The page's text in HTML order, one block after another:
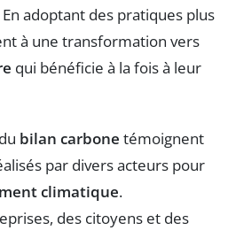
adoptant des pratiques plus
à une transformation vers
qui bénéficie à la fois à leur
bilan carbone témoignent
par divers acteurs pour
climatique.
des citoyens et des